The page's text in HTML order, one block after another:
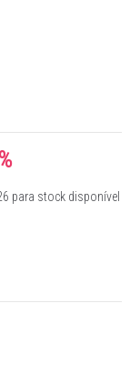
para stock disponível